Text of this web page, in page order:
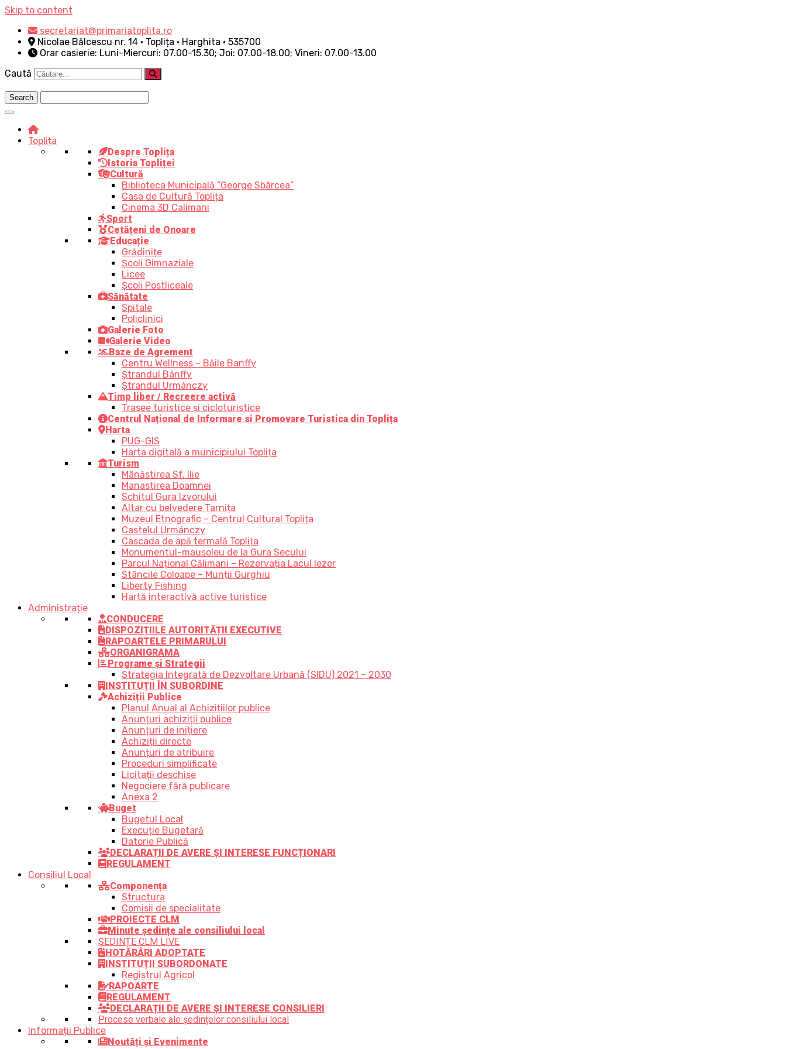
Skip to content
secretariat@primariatoplita.ro
Nicolae Bălcescu nr. 14 • Toplița • Harghita • 535700
Orar casierie: Luni-Miercuri: 07.00-15.30; Joi: 07.00-18.00; Vineri: 07.00-13.00
Caută
Toplița
Despre Toplița
Istoria Topliței
Cultură
Biblioteca Municipală “George Sbârcea”
Casa de Cultură Toplița
Cinema 3D Calimani
Sport
Cetățeni de Onoare
Educație
Grădinițe
Școli Gimnaziale
Licee
Școli Postliceale
Sănătate
Spitale
Policlinici
Galerie Foto
Galerie Video
Baze de Agrement
Centru Wellness – Băile Banffy
Ștrandul Bánffy
Ștrandul Urmánczy
Timp liber / Recreere activă
Trasee turistice şi cicloturistice
Centrul Național de Informare si Promovare Turistica din Toplița
Harta
PUG-GIS
Harta digitală a municipiului Toplița
Turism
Mânăstirea Sf. Ilie
Manastirea Doamnei
Schitul Gura Izvorului
Altar cu belvedere Tarnița
Muzeul Etnografic – Centrul Cultural Toplița
Castelul Urmánczy
Cascada de apă termală Toplița
Monumentul-mausoleu de la Gura Secului
Parcul Național Călimani – Rezervația Lacul Iezer
Stâncile Coloape – Munții Gurghiu
Liberty Fishing
Hartă interactivă active turistice
Administrație
CONDUCERE
DISPOZIȚIILE AUTORITĂȚII EXECUTIVE
RAPOARTELE PRIMARULUI
ORGANIGRAMA
Programe și Strategii
Strategia Integrată de Dezvoltare Urbană (SIDU) 2021 – 2030
INSTITUȚII ÎN SUBORDINE
Achiziții Publice
Planul Anual al Achizițiilor publice
Anunțuri achiziții publice
Anunțuri de inițiere
Achiziții directe
Anunțuri de atribuire
Proceduri simplificate
Licitații deschise
Negociere fără publicare
Anexa 2
Buget
Bugetul Local
Execuție Bugetară
Datorie Publică
DECLARAȚII DE AVERE ȘI INTERESE FUNCȚIONARI
REGULAMENT
Consiliul Local
Componența
Structura
Comisii de specialitate
PROIECTE CLM
Minute ședințe ale consiliului local
ȘEDINȚE CLM LIVE
HOTĂRÂRI ADOPTATE
INSTITUȚII SUBORDONATE
Registrul Agricol
RAPOARTE
REGULAMENT
DECLARAȚII DE AVERE ȘI INTERESE CONSILIERI
Procese verbale ale ședințelor consiliului local
Informații Publice
Noutăți și Evenimente